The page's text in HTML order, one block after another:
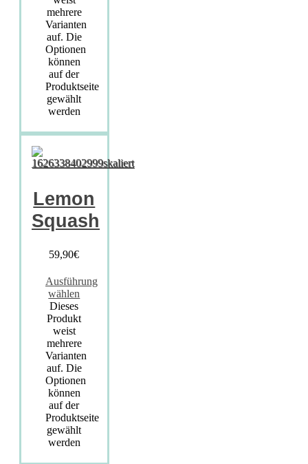
mehrere
Varianten
auf. Die
Optionen
können
auf der
Produktseite
gewählt
werden
Lemon
Squash
59,90€
Ausführung
wählen
Dieses
Produkt
weist
mehrere
Varianten
auf. Die
Optionen
können
auf der
Produktseite
gewählt
werden